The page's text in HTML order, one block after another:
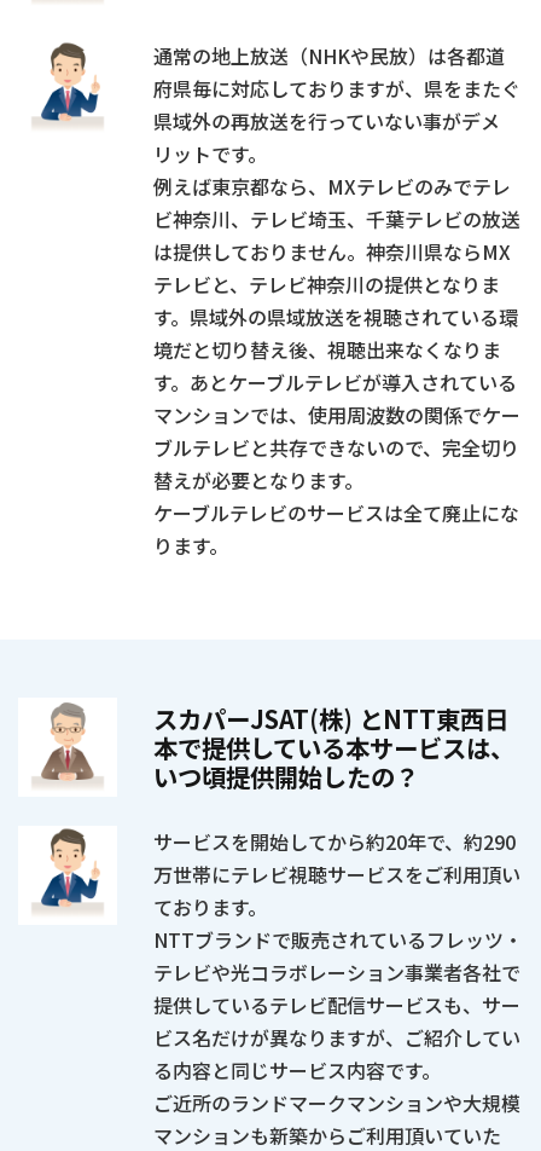
通常の地上放送（NHKや民放）は各都道
府県毎に対応しておりますが、県をまたぐ
県域外の再放送を行っていない事がデメ
リットです。
例えば東京都なら、MXテレビのみでテレ
ビ神奈川、テレビ埼玉、千葉テレビの放送
は提供しておりません。神奈川県ならMX
テレビと、テレビ神奈川の提供となりま
す。県域外の県域放送を視聴されている環
境だと切り替え後、視聴出来なくなりま
す。あとケーブルテレビが導入されている
マンションでは、使用周波数の関係でケー
ブルテレビと共存できないので、完全切り
替えが必要となります。
ケーブルテレビのサービスは全て廃止にな
ります。
スカパーJSAT(株) とNTT東西日
本で提供している本サービスは、
いつ頃提供開始したの？
サービスを開始してから約20年で、約290
万世帯にテレビ視聴サービスをご利用頂い
ております。
NTTブランドで販売されているフレッツ・
テレビや光コラボレーション事業者各社で
提供しているテレビ配信サービスも、サー
ビス名だけが異なりますが、ご紹介してい
る内容と同じサービス内容です。
ご近所のランドマークマンションや大規模
マンションも新築からご利用頂いていた